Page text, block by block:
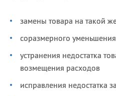
замены товара на такой
соразмерного
устранения недостатка
возмещения расходов
исправления недостатка